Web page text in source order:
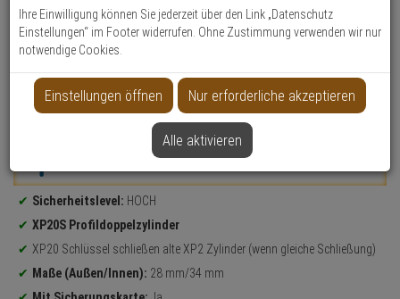
SucheProduktmerkmale
Zylinder messen
Produktinformationen
Sicherheitslevel: HOCH
XP20S Profildoppelzylinder
XP20 Schlüssel schließen alte XP2 Zylinder (wenn gleiche Schließung)
Maße (Außen/Innen): 28 mm/34 mm
Ihre Einwilligung können Sie jederzeit über den Link „Datenschutz
Einstellungen“ im Footer widerrufen. Ohne Zustimmung verwenden wir nur
notwendige Cookies.
Einstellungen öffnen Nur erforderliche akzeptieren
Alle aktivieren